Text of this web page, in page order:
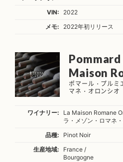
VIN:
2022
メモ:
2022年初リリース
Maison
ポマール・プル
マネ・オロンシオ
ワイナリー:
La Maison Romane
ラ・メゾン・ロマネ
品種:
Pinot Noir
生産地域:
France /
Bourgogne